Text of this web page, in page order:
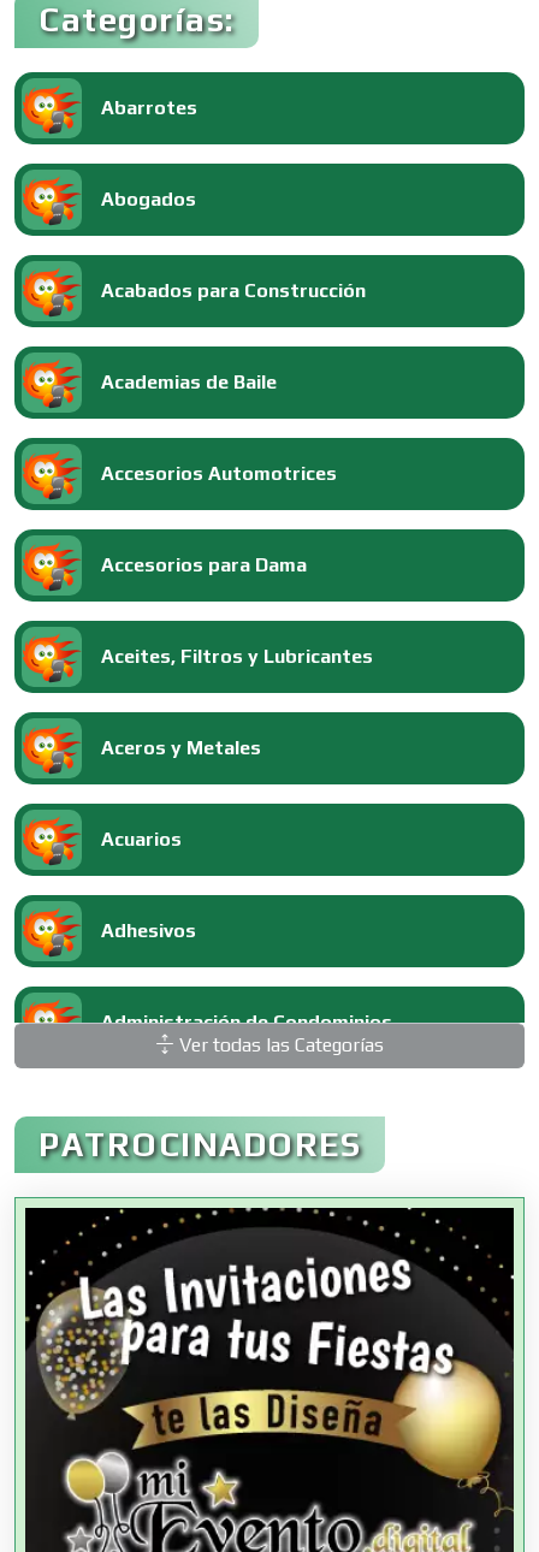
Categorías:
Abarrotes
Abogados
Acabados para Construcción
Academias de Baile
Accesorios Automotrices
Accesorios para Dama
Aceites, Filtros y Lubricantes
Aceros y Metales
Acuarios
Adhesivos
Administración de Condominios
Administración de Empresas
Agencias Aduanales
Agencias de Autos
Agencias de Cobranza
Agencias de Colocación
Ver todas las Categorías
PATROCINADORES